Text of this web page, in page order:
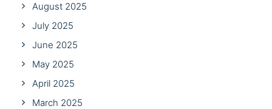
August 2025
July 2025
June 2025
May 2025
April 2025
March 2025